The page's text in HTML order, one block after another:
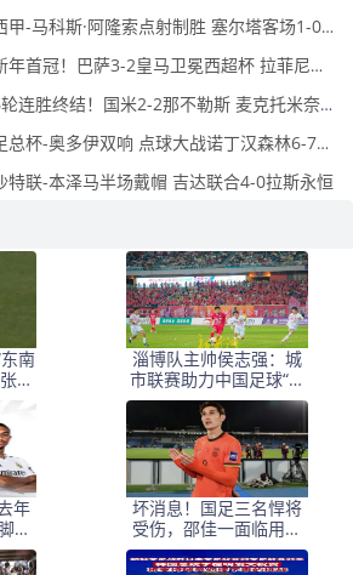
2026年01月13日 西甲-马科斯·阿隆索点射制胜 塞尔塔客场1-0塞维利亚
2026年01月12日 新年首冠！巴萨3-2皇马卫冕西超杯 拉菲尼亚双响维尼修斯一条龙
2026年01月12日 6轮连胜终结！国米2-2那不勒斯 麦克托米奈双响恰20点射孔蒂染红
2026年01月10日 足总杯-奥多伊双响 点球大战诺丁汉森林6-7雷克瑟姆
特联-本泽马半场戴帽 吉达联合4-0拉斯永恒
南
玉
淄博队主帅侯志强：城
市联赛助力中国足球“基
础建设”｜专访
年
新
杯
坏消息！国足三名悍将
受伤，邵佳一面临用人
荒，武磊也难出场